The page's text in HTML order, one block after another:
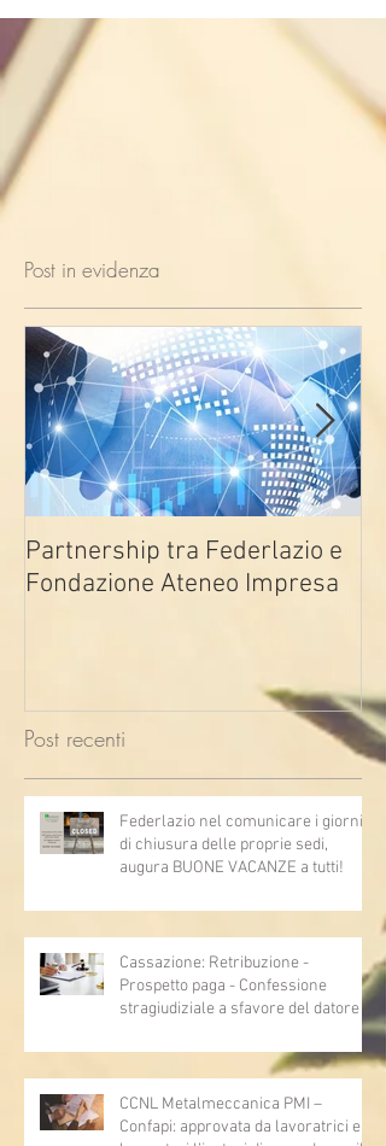
Post in evidenza
Partnership tra Federlazio e
Fondazione Ateneo Impresa
Post recenti
Federlazio nel comunicare i giorni
di chiusura delle proprie sedi,
augura BUONE VACANZE a tutti!
Cassazione: Retribuzione -
Prospetto paga - Confessione
stragiudiziale a sfavore del datore di
lavoro - Prova legale - Sussiste. (Cc,
articoli 1362, 2697, 2730, 2732, 2734
e 2735)
CCNL Metalmeccanica PMI –
Confapi: approvata da lavoratrici e